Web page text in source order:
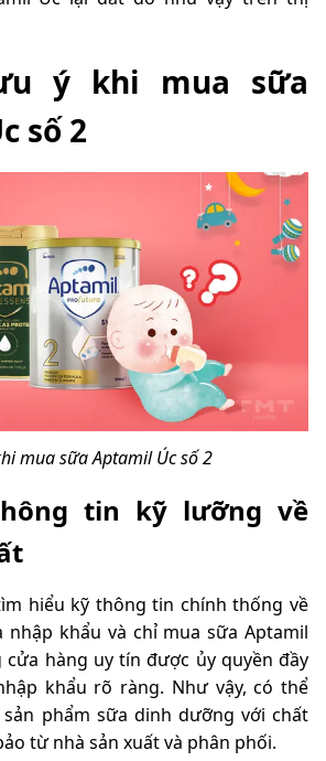
ý khi mua sữa
số 2
mua sữa Aptamil Úc số 2
tin kỹ lưỡng về
hiểu kỹ thông tin chính thống về
nhập khẩu và chỉ mua sữa Aptamil
cửa hàng uy tín được ủy quyền đầy
khẩu rõ ràng. Như vậy, có thể
phẩm sữa dinh dưỡng với chất
từ nhà sản xuất và phân phối.